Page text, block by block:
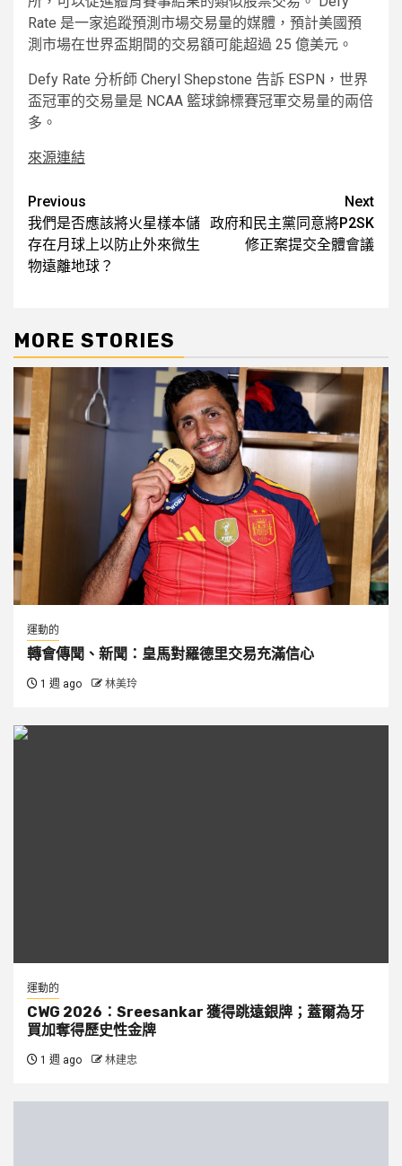
Rate 是一家追蹤預測市場交易量的媒體，預計美國預
測市場在世界盃期間的交易額可能超過 25 億美元。
Defy Rate 分析師 Cheryl Shepstone 告訴 ESPN，世界
盃冠軍的交易量是 NCAA 籃球錦標賽冠軍交易量的兩倍
多。
來源連結
Post
navigation
Previous
我們是否應該將火星樣本儲
存在月球上以防止外來微生
物遠離地球？
Next
政府和民主黨同意將P2SK
修正案提交全體會議
MORE STORIES
運動的
轉會傳聞、新聞：皇馬對羅德里交易充滿信心
1 週 ago 林美玲
運動的
CWG 2026：Sreesankar 獲得跳遠銀牌；蓋爾為牙
買加奪得歷史性金牌
1 週 ago 林建忠